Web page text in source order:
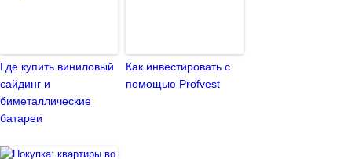
Где купить виниловый
сайдинг и
биметаллические
батареи
Как инвестировать с
помощью Profvest